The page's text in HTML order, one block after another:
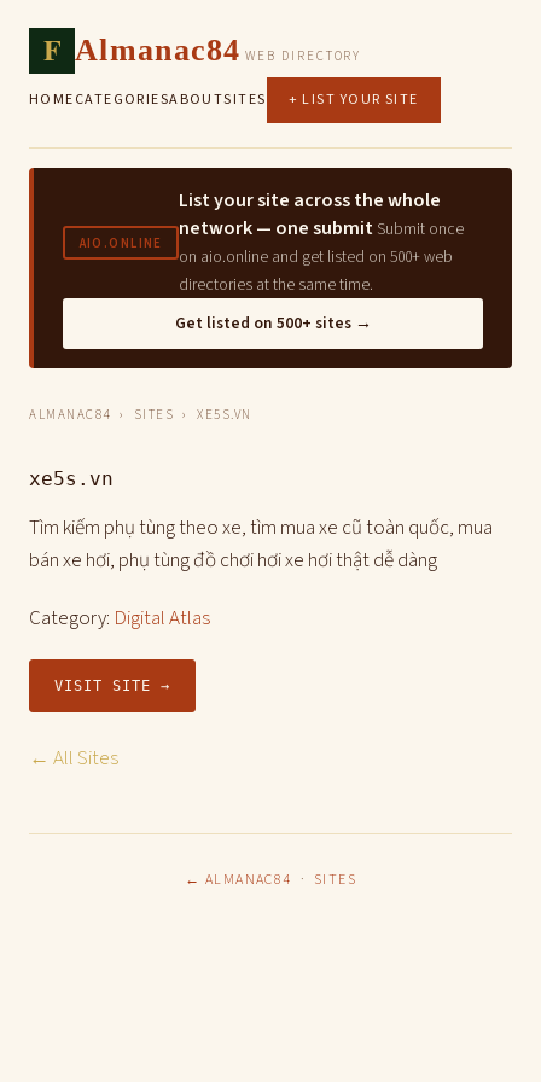
F Almanac84 WEB DIRECTORY
HOMECATEGORIESABOUTSITES + LIST YOUR SITE
AIO.ONLINE
List your site across the whole
network — one submit Submit once
on aio.online and get listed on 500+ web
directories at the same time.
Get listed on 500+ sites →
ALMANAC84 › SITES › XE5S.VN
xe5s.vn
Tìm kiếm phụ tùng theo xe, tìm mua xe cũ toàn quốc, mua
bán xe hơi, phụ tùng đồ chơi hơi xe hơi thật dễ dàng
Category: Digital Atlas
VISIT SITE →
← All Sites
← ALMANAC84 · SITES